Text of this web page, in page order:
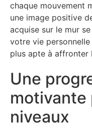
chaque mouvement
une image positive
acquise sur le mur
votre vie
plus apte à affronter
Une
motivante
niveaux